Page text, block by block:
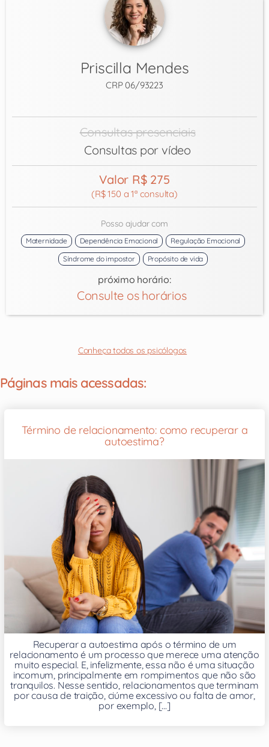
Priscilla Mendes
CRP 06/93223
Consultas presenciais
Consultas por vídeo
Valor R$ 275
(R$ 150 a 1ª consulta)
Posso ajudar com
Maternidade Dependência Emocional
Regulação Emocional
Síndrome do impostor
Propósito de vida
próximo horário:
Consulte os horários
Conheça todos os psicólogos
Páginas mais acessadas:
Término de relacionamento: como recuperar a
autoestima?
Recuperar a autoestima após o término de um
relacionamento é um processo que merece uma atenção
muito especial. E, infelizmente, essa não é uma situação
incomum, principalmente em rompimentos que não são
tranquilos. Nesse sentido, relacionamentos que terminam
por causa de traição, ciúme excessivo ou falta de amor,
por exemplo, [...]